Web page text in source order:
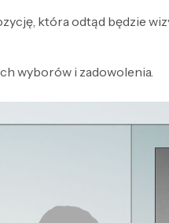
która odtąd będzie
wyborów i zadowolenia.